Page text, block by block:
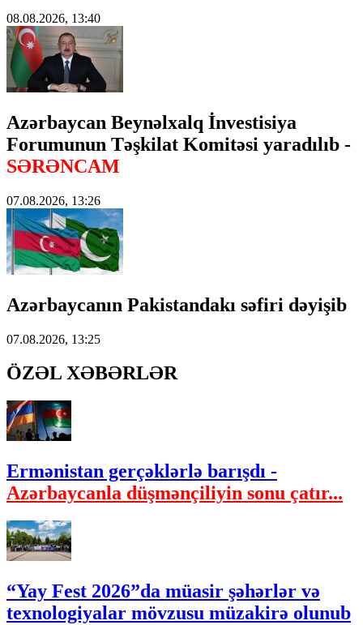
08.08.2026, 13:40
Azərbaycan Beynəlxalq İnvestisiya
Forumunun Təşkilat Komitəsi yaradılıb -
SƏRƏNCAM
07.08.2026, 13:26
Azərbaycanın Pakistandakı səfiri dəyişib
07.08.2026, 13:25
ÖZƏL XƏBƏRLƏR
Ermənistan gerçəklərlə barışdı -
Azərbaycanla düşmənçiliyin sonu çatır...
“Yay Fest 2026”da müasir şəhərlər və
texnologiyalar mövzusu müzakirə olunub